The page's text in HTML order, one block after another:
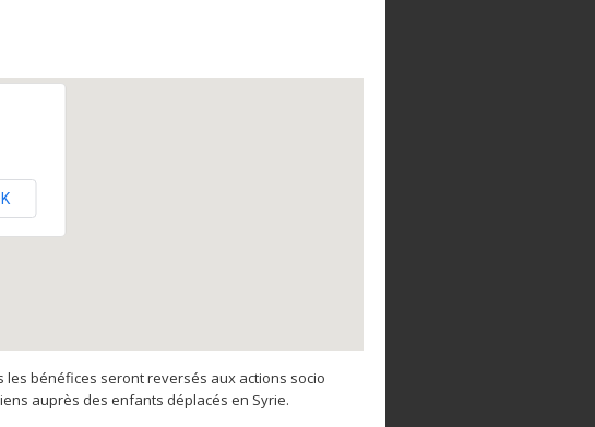
les bénéfices seront reversés aux actions socio
auprès des enfants déplacés en Syrie.